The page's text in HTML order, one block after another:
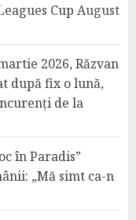
Cup August
2026, Răzvan
după fix o lună,
de la
în Paradis”
„Mă simt ca-n